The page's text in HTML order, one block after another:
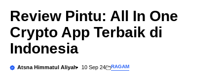
Review Pintu: All In One
Crypto App Terbaik di
Indonesia
Atsna Himmatul Aliyah 10 Sep 24 RAGAM